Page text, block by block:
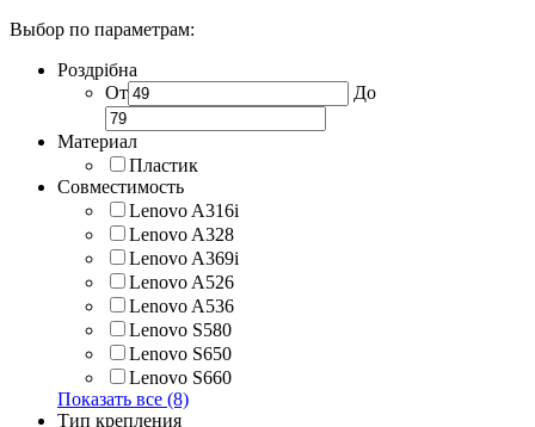
Выбор по параметрам:
Роздрібна
От
До
Материал
Пластик
Совместимость
Lenovo A316i
Lenovo A328
Lenovo A369i
Lenovo A526
Lenovo A536
Lenovo S580
Lenovo S650
Lenovo S660
Показать все (8)
Тип крепления